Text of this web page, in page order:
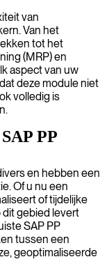
van
Van het
tot het
(MRP) en
aspect van uw
deze module niet
volledig is
PP
en hebben een
Of u nu een
of tijdelijke
gebied levert
SAP PP
tussen een
geoptimaliseerde